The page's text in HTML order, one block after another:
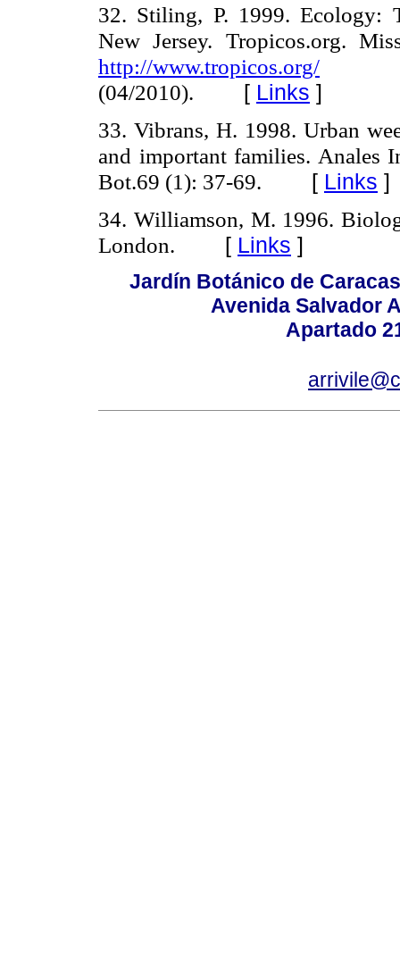
32. Stiling, P. 1999. Ecology:
New Jersey. Tropicos.org.
http://www.tropicos.org/
(04/2010). [ Links ]
33. Vibrans, H. 1998. Urban
and important families. Anales
Bot.69 (1): 37-69. [ Links ]
34. Williamson, M. 1996.
London. [ Links ]
Jardín Botánico de
Avenida Salvador
Apartado